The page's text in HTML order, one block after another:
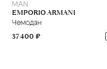
MAN
EMPORIO ARMANI
Чемодан
37 400 ₽